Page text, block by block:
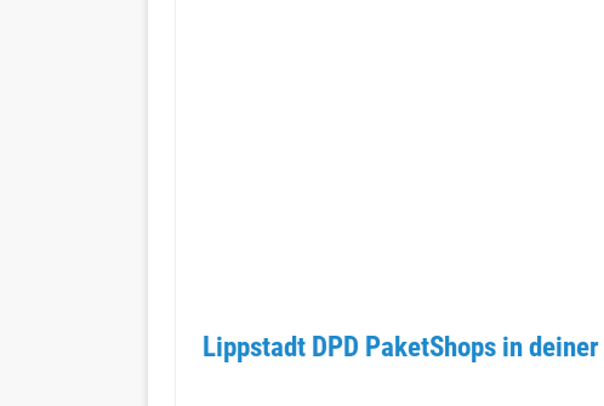
Lippstadt DPD PaketShops in